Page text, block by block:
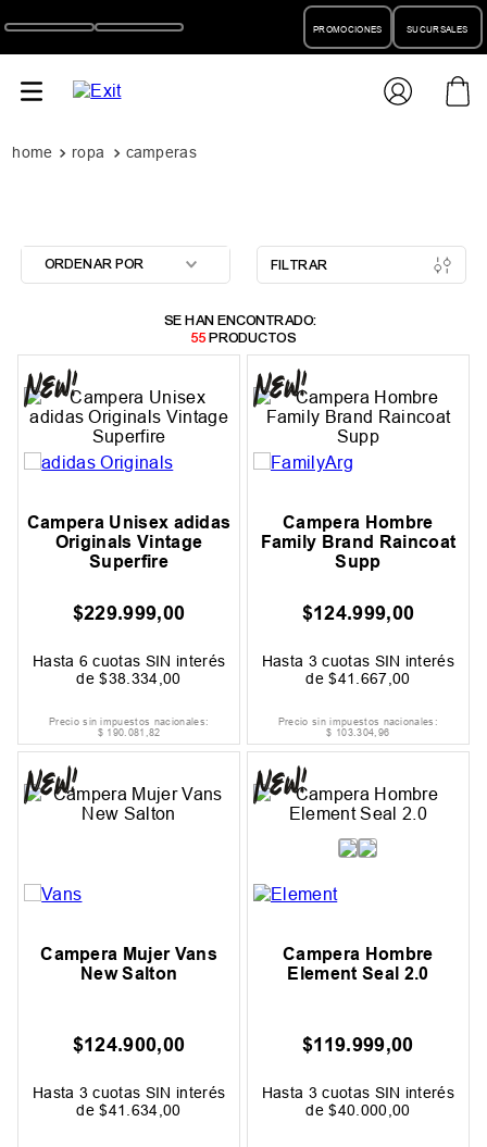
PROMOCIONES SUCURSALES
ropa camperas
ORDENAR POR FILTRAR
55PRODUCTOS
Campera Unisex adidas
Originals Vintage
Superfire
$229.999,00
Hasta 6 cuotas SIN interés
de$38 334 ,00
Precio sin impuestos nacionales:
$ 190.081,82
Campera Hombre
Family Brand Raincoat
Supp
$124.999,00
Hasta 3cuotas SIN interés
de$41 667 00
Precio sin impuestos nacionales:
$ 103.304,96
Campera Mujer Vans
New Salton
$124.900,00
Hasta 3 cuotas SIN interés
de$41 634 ,00
Campera Hombre
Element Seal 2.0
$119.999,00
Hasta 3cuotas SIN interés
de$40 000 00